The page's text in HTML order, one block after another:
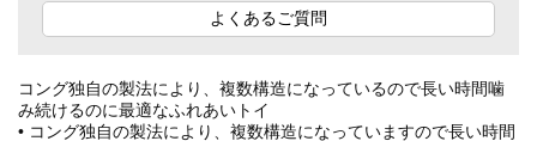
よくあるご質問
コング独自の製法により、複数構造になっているので長い時間噛
み続けるのに最適なふれあいトイ
• コング独自の製法により、複数構造になっていますので長い時間